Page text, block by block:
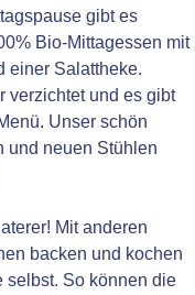
gibt es
Bio-Mittagessen mit
einer Salattheke.
verzichtet und es gibt
Unser schön
und neuen Stühlen
Mit anderen
backen und kochen
selbst. So können die